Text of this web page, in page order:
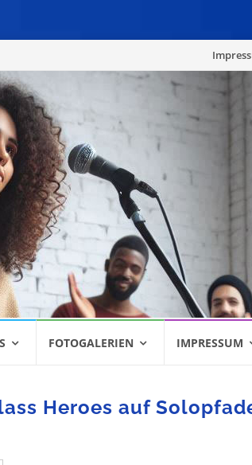
Skip
FOTOGALERIEN IMPRESSUM
Heroes auf